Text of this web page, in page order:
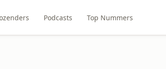
Podcasts Top Nummers